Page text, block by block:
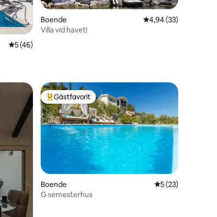
5 av 5 i genomsnittligt betyg, 46 omdömen
5 (46)
Boende 4,94 av 5 i
4,94 (33)
Villa vid havet!
Populär gästfavorit
Gästfavorit
Boende 5 av 5 i
5 (23)
G semesterhus